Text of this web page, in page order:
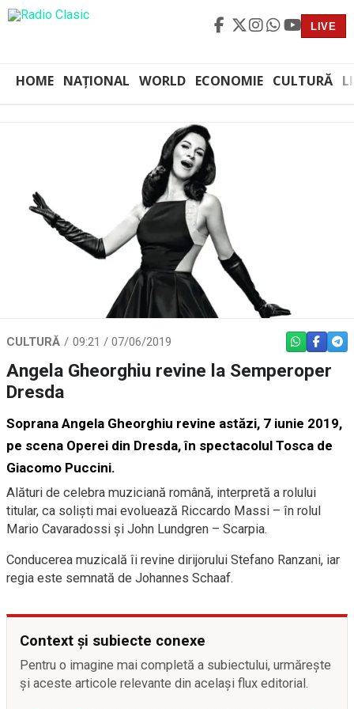
LIVE
HOME NAȚIONAL WORLD ECONOMIE CULTURĂ
CULTURĂ 09:21 / 07/06/2019 WHATSAPP
Angela Gheorghiu revine la Semperoper
Dresda
Soprana Angela Gheorghiu revine astăzi, 7 iunie 2019,
pe scena Operei din Dresda, în spectacolul Tosca de
Giacomo Puccini.
Alături de celebra muziciană română, interpretă a rolului
titular, ca solişti mai evoluează Riccardo Massi – în rolul
Mario Cavaradossi şi John Lundgren – Scarpia.
Conducerea muzicală îi revine dirijorului Stefano Ranzani, iar
regia este semnată de Johannes Schaaf.
Context și subiecte conexe
Pentru o imagine mai completă a subiectului, urmărește
și aceste articole relevante din același flux editorial.